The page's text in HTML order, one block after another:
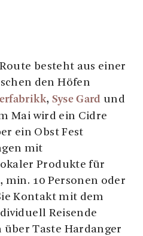
besteht aus einer
den Höfen
, Syse Gard und
Mai wird ein Cidre
ein Obst Fest
mit
Produkte für
min. 10 Personen oder
Kontakt mit dem
Reisende
Taste Hardanger